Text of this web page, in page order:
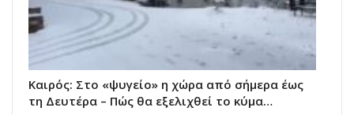
Καιρός: Στο «ψυγείο» η χώρα από σήμερα έως
τη Δευτέρα – Πώς θα εξελιχθεί το κύμα…